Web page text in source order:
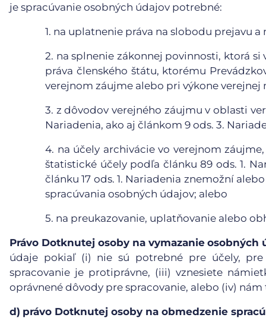
je spracúvanie osobných údajov potrebné:
1. na uplatnenie práva na slobodu prejavu a
2. na splnenie zákonnej povinnosti, ktorá
práva členského štátu, ktorému
verejnom záujme alebo pri výkone verejnej
3. z dôvodov verejného záujmu v oblasti
Nariadenia, ako aj článkom 9 ods. 3.
4. na účely archivácie vo verejnom
štatistické účely podľa článku 89 ods. 1.
článku 17 ods. 1. Nariadenia znemožní
spracúvania osobných údajov; alebo
5. na preukazovanie, uplatňovanie alebo
Právo Dotknutej osoby na vymazanie osobných
údaje pokiaľ (i) nie sú potrebné pre účely,
spracovanie je protiprávne, (iii) vznesiete
oprávnené dôvody pre spracovanie, alebo (iv)
d) právo Dotknutej osoby na obmedzenie